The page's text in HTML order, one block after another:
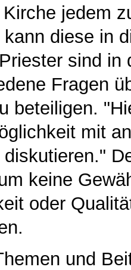
jedem
diese in
sind in
Fragen
beteiligen.
mit
keine
oder
und